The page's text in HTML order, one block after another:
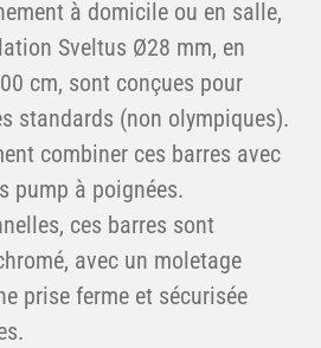
à domicile ou en salle,
Sveltus Ø28 mm, en
cm, sont conçues pour
standards (non olympiques).
combiner ces barres avec
pump à poignées.
ces barres sont
avec un moletage
prise ferme et sécurisée